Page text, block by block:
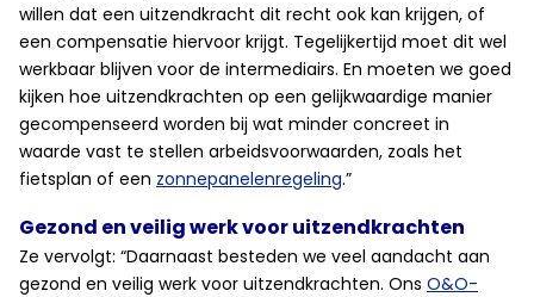
willen dat een uitzendkracht dit recht ook kan krijgen, of
een compensatie hiervoor krijgt. Tegelijkertijd moet dit wel
werkbaar blijven voor de intermediairs. En moeten we goed
kijken hoe uitzendkrachten op een gelijkwaardige manier
gecompenseerd worden bij wat minder concreet in
waarde vast te stellen arbeidsvoorwaarden, zoals het
fietsplan of een zonnepanelenregeling.”
Gezond en veilig werk voor uitzendkrachten
Ze vervolgt: “Daarnaast besteden we veel aandacht aan
gezond en veilig werk voor uitzendkrachten. Ons O&O-